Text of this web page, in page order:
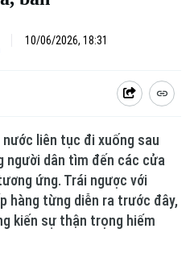
10/06/2026, 18:31
liên tục đi xuống sau
người dân tìm đến các cửa
ứng. Trái ngược với
hàng từng diễn ra trước đây,
kiến sự thận trọng hiếm